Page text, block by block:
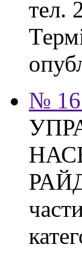
тел.
№ 16